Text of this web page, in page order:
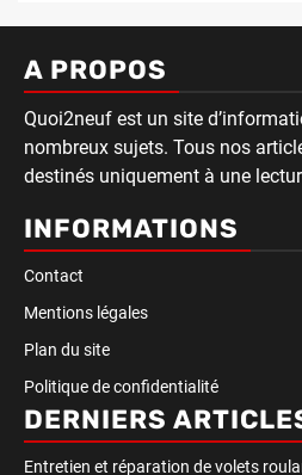
A PROPOS
Quoi2neuf est un site
nombreux sujets. Tous nos
destinés uniquement à une
INFORMATIONS
Contact
Mentions légales
Plan du site
Politique de confidentialité
DERNIERS
Entretien et réparation de volets